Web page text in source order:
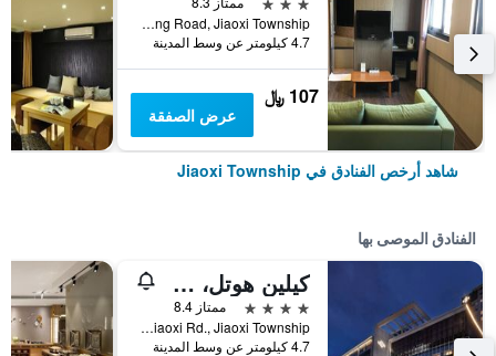
No. 65, Deyang Road, Jiaoxi Township, تايوان
4.7 كيلومتر عن وسط المدينة
107 ﷼
عرض الصفقة
شاهد أرخص الفنادق في Jiaoxi Township
الفنادق الموصى بها
كيلين هوتل، جياوشي
4 نجوم
ممتاز 8.4
No.116, Sec. 5, Jiaoxi Rd., Jiaoxi Township, تايوان
4.7 كيلومتر عن وسط المدينة